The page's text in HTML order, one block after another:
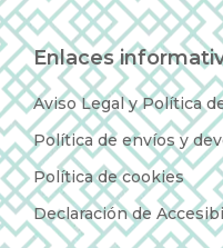
Enlaces
Aviso Legal y Política
Política de envíos y
Política de cookies
Declaración de